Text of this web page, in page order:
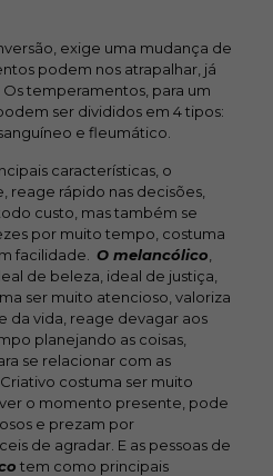
exige uma mudança de
podem nos atrapalhar, já
temperamentos, para um
ser divididos em 4 tipos:
e fleumático.
características, o
reage rápido nas decisões,
custo, mas também se
por muito tempo, costuma
facilidade. O melancólico
de beleza, ideal de justiça,
ser muito atencioso, valoriza
da vida, reage devagar aos
planejando as coisas,
se relacionar com as
Criativo costuma ser muito
o momento presente, pode
e prezam por
de agradar. E as pessoas de
tem como principais